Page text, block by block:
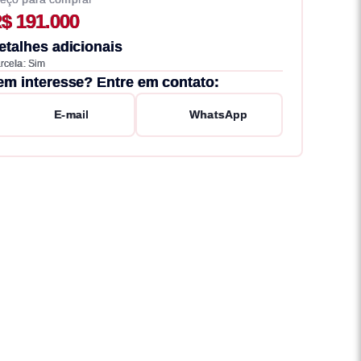
191.000
adicionais
Sim
interesse? Entre em contato:
E-mail WhatsApp